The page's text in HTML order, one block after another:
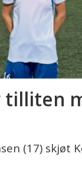
tilliten
(17) skjøt